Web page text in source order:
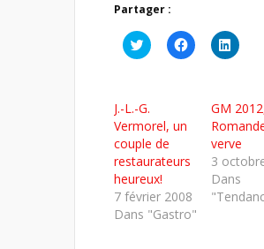
Partager :
Cliquez
pour
une
nouvelle
fenêtre)
Cliquez
pour
nouvelle
fenêtre)
Cliquez
pour
une
J.-L.-G.
Vermorel, un
couple de
restaurateurs
heureux!
7 février 2008
Dans "Gastro"
GM
verve
3
Dans